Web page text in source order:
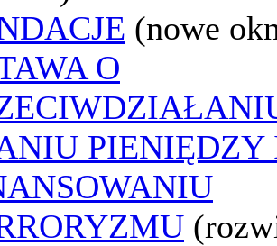
(nowe
O
PIENIĘDZY